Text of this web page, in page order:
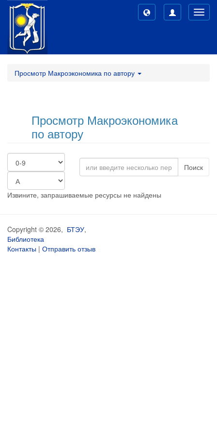
Просмотр Макроэкономика по автору
Просмотр Макроэкономика
по автору
Поиск
Извините, запрашиваемые ресурсы не найдены
Copyright © 2026, БТЭУ,
Библиотека
Контакты | Отправить отзыв